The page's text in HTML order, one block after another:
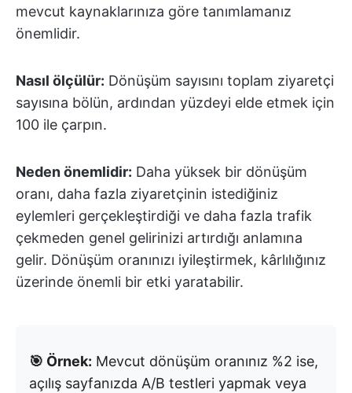
mevcut kaynaklarınıza göre tanımlamanız
önemlidir.
Nasıl ölçülür: Dönüşüm sayısını toplam ziyaretçi
sayısına bölün, ardından yüzdeyi elde etmek için
100 ile çarpın.
Neden önemlidir: Daha yüksek bir dönüşüm
oranı, daha fazla ziyaretçinin istediğiniz
eylemleri gerçekleştirdiği ve daha fazla trafik
çekmeden genel gelirinizi artırdığı anlamına
gelir. Dönüşüm oranınızı iyileştirmek, kârlılığınız
üzerinde önemli bir etki yaratabilir.
🎯 Örnek: Mevcut dönüşüm oranınız %2 ise,
açılış sayfanızda A/B testleri yapmak veya